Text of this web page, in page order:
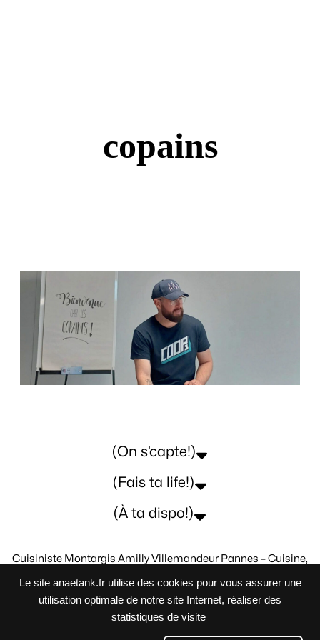
Le site anaetank.fr utilise des cookies pour vous assurer une
utilisation optimale de notre site Internet, réaliser des
statistiques de visite
copains
(On s’capte!)
(Fais ta life!)
(À ta dispo!)
Cuisiniste Montargis Amilly Villemandeur Pannes – Cuisine,
Tous Vos Projets Sur-Mesure